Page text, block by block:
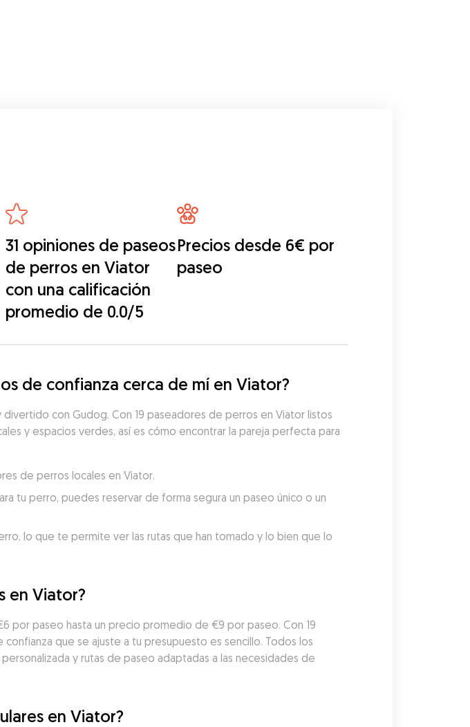
31 opiniones de paseos
de perros en Viator
con una calificación
promedio de 0.0/5
Precios desde 6€ por
paseo
de confianza cerca de mí en Viator?
con Gudog. Con 19 paseadores de perros en Viator listos
y espacios verdes, así es cómo encontrar la pareja perfecta para
de perros locales en Viator.
tu perro, puedes reservar de forma segura un paseo único o un
lo que te permite ver las rutas que han tomado y lo bien que lo
en Viator?
por paseo hasta un precio promedio de €9 por paseo. Con 19
que se ajuste a tu presupuesto es sencillo. Todos los
y rutas de paseo adaptadas a las necesidades de
en Viator?